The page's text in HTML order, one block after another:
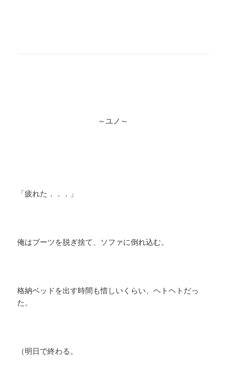
～ユノ～
「疲れた．．．」
​俺はブーツを脱ぎ捨て、ソファに倒れ込む。
格納ベッドを出す時間も惜しいくらい、ヘトヘトだっ
た。
（明日で終わる。